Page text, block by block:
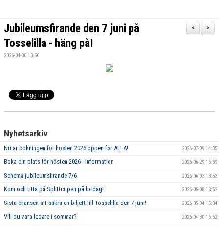
INTRESSEANMÄLAN
FRÅGOR & SVAR
FUNKTIONÄRER
FRITIDSKORTET
>
<
Jubileumsfirande den 7 juni på
Tosselilla - häng på!
2026-04-30 13:56
Nyhetsarkiv
Nu är bokningen för hösten 2026 öppen för ALLA! 2026-07-09 14:35
Boka din plats för hösten 2026 - information 2026-06-29 15:39
Schema jubileumsfirande 7/6 2026-06-03 13:53
Kom och titta på Splittcupen på lördag! 2026-05-08 13:52
Sista chansen att säkra en biljett till Tosselilla den 7 juni! 2026-05-04 15:34
Vill du vara ledare i sommar? 2026-04-30 15:52